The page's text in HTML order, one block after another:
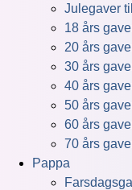
Julegaver
18 års
20 års
30 års
40 års
50 års
60 års
70 års
Pappa